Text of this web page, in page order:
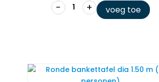
− + voeg toe